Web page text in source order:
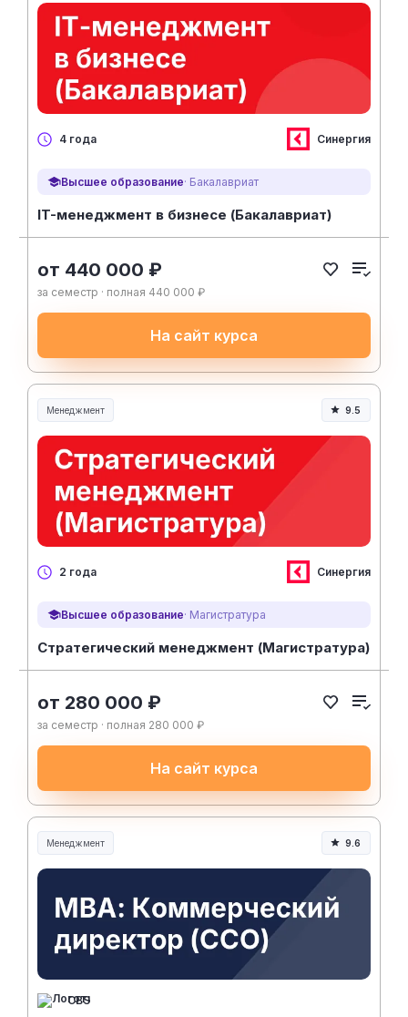
4 года Синергия
Высшее образование· Бакалавриат
IT-менеджмент в бизнесе (Бакалавриат)
от 440 000 ₽
за семестр · полная 440 000 ₽
На сайт курса
Менеджмент
Менеджмент и управление
9.5
2 года Синергия
Высшее образование· Магистратура
Стратегический менеджмент (Магистратура)
от 280 000 ₽
за семестр · полная 280 000 ₽
На сайт курса
Менеджмент
Менеджмент и управление
9.6
CBS